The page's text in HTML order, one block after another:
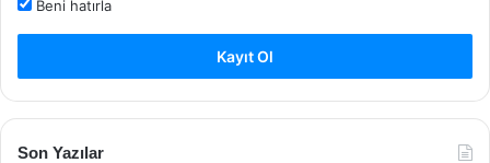
Beni hatırla
Kayıt Ol
Son Yazılar